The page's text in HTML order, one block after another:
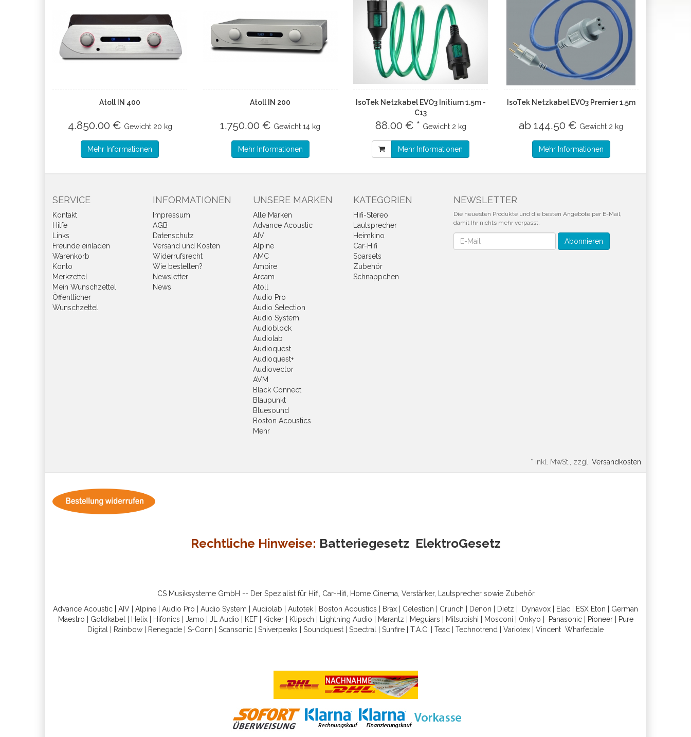
Atoll IN 400
4.850.00 € Gewicht 20 kg
Mehr Informationen
Atoll IN 200
1.750.00 € Gewicht 14 kg
Mehr Informationen
IsoTek Netzkabel EVO3 Initium 1.5m -
C13
88.00 € * Gewicht 2 kg
Mehr Informationen
IsoTek Netzkabel EVO3 Premier 1.5m
ab 144.50 € Gewicht 2 kg
Mehr Informationen
SERVICE
Kontakt
Hilfe
Links
Freunde einladen
Warenkorb
Konto
Merkzettel
Mein Wunschzettel
Öffentlicher
Wunschzettel
INFORMATIONEN
Impressum
AGB
Datenschutz
Versand und Kosten
Widerrufsrecht
Wie bestellen?
Newsletter
News
UNSERE MARKEN
Alle Marken
Advance Acoustic
AIV
Alpine
AMC
Ampire
Arcam
Atoll
Audio Pro
Audio Selection
Audio System
Audioblock
Audiolab
Audioquest
Audioquest+
Audiovector
AVM
Black Connect
Blaupunkt
Bluesound
Boston Acoustics
Mehr
KATEGORIEN
Hifi-Stereo
Lautsprecher
Heimkino
Car-Hifi
Sparsets
Zubehör
Schnäppchen
NEWSLETTER
Die neuesten Produkte und die besten Angebote per E-Mail,
damit Ihr nichts mehr verpasst.
Newsletter Abonnieren
* inkl. MwSt., zzgl. Versandkosten
Rechtliche Hinweise: Batteriegesetz ElektroGesetz
CS Musiksysteme GmbH -- Der Spezialist für Hifi, Car-Hifi, Home Cinema, Verstärker, Lautsprecher sowie Zubehör.
Advance Acoustic
AIV Alpine Audio Pro Audio System Audiolab Autotek Boston Acoustics Brax Celestion Crunch Denon Dietz Dynavox Elac ESX Eton
German
Maestro
Goldkabel Helix| Hifonics Jamo JL Audio KEF| Kicker| Klipsch Lightning Audio Marantz Meguiars Mitsubishi Mosconi Onkyo Panasonic| Pioneer|
Pure
Digital
Rainbow Renegade S-Conn Scansonic Shiverpeaks Soundquest Spectral Sunfire T.A.C. Teac Technotrend Variotex Vincent Wharfedal e